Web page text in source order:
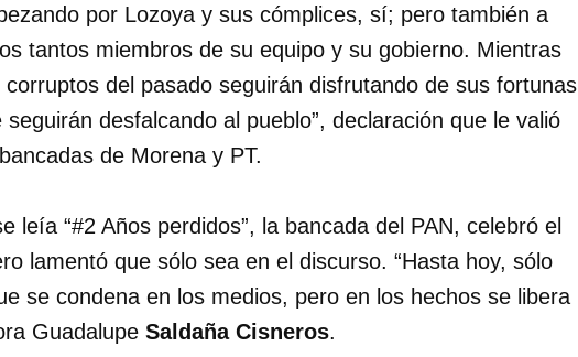
por Lozoya y sus cómplices, sí; pero también a
tantos miembros de su equipo y su gobierno. Mientras
del pasado seguirán disfrutando de sus fortunas
desfalcando al pueblo”, declaración que le valió
de Morena y PT.
leía “#2 Años perdidos”, la bancada del PAN, celebró el
lamentó que sólo sea en el discurso. “Hasta hoy, sólo
se condena en los medios, pero en los hechos se libera
Guadalupe Saldaña Cisneros.